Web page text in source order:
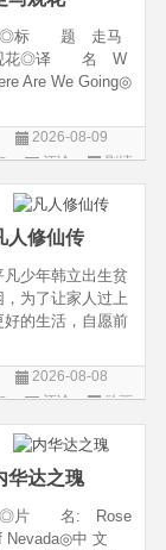
标 题 走马
花◎译 名 W
Are We Going◎
地 中国大陆
类 别 剧情◎
◎上映日期 2026
06-12(中国大陆)◎
2026-08-09
评论
剧情
片
人修仙传
凡少年韩立出生贫
，为了让家人过上
好的生活，自愿前
，最终被墨大夫收
门下。 墨大夫一
、传授医术，让韩
对他非常感激，但
着一同入
2026-08-08
评论
动画
片
华达之瑰
片 名: Rose
Nevada◎中 文